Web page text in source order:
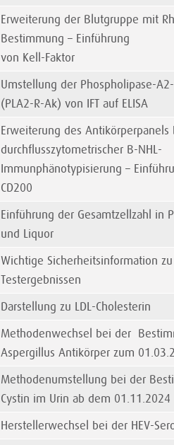
Erweiterung der Blutgruppe mit
Bestimmung – Einführung
von Kell-Faktor
Umstellung der Phospholipase-
(PLA2-R-Ak) von IFT auf ELISA
Erweiterung des Antikörperpanels
durchflusszytometrischer B-NHL-
Immunphänotypisierung –
CD200
Einführung der Gesamtzellzahl in
und Liquor
Wichtige Sicherheitsinformation
Testergebnissen
Darstellung zu LDL-Cholesterin
Methodenwechsel bei der
Aspergillus Antikörper zum
Methodenumstellung bei der
Cystin im Urin ab dem 01.11.2024
Herstellerwechsel bei der HEV-